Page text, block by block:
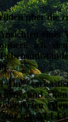
über die
ich
in
und
für uns ALLE!